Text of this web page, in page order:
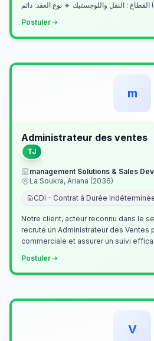
Postuler
m
Administrateur des ventes
TJ
management Solutions & Sales
La Soukra, Ariana (2036)
CDI - Contrat à Durée
Notre client, acteur reconnu dans le
recrute un Administrateur des Ventes
commerciale et assurer un suivi
Postuler
V